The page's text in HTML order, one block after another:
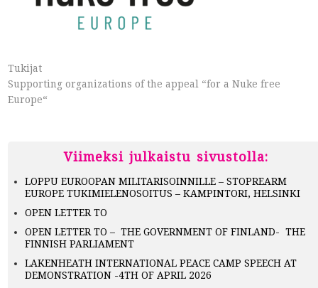
Tukijat
Supporting organizations of the appeal “for a Nuke free
Europe“
Viimeksi julkaistu sivustolla:
LOPPU EUROOPAN MILITARISOINNILLE – STOPREARM
EUROPE TUKIMIELENOSOITUS – KAMPINTORI, HELSINKI
OPEN LETTER TO
OPEN LETTER TO – THE GOVERNMENT OF FINLAND- THE
FINNISH PARLIAMENT
LAKENHEATH INTERNATIONAL PEACE CAMP SPEECH AT
DEMONSTRATION -4TH OF APRIL 2026